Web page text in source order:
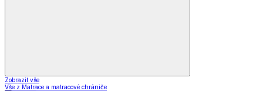
Zobrazit vše
Vše z Matrace a matracové chrániče